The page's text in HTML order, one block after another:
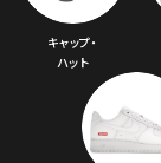
キャップ・
ハット